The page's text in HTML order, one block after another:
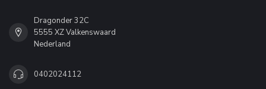
Dragonder 32C
5555 XZ Valkenswaard
Nederland
0402024112